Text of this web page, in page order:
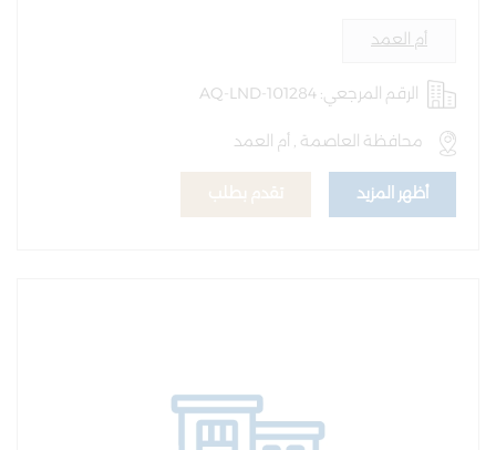
أم العمد
الرقم المرجعي: AQ-LND-101284
محافظة العاصمة , أم العمد
أظهر المزيد